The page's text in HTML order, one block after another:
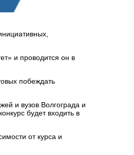
и проводится он в
побеждать
и вузов Волгограда и
будет входить в
от курса и